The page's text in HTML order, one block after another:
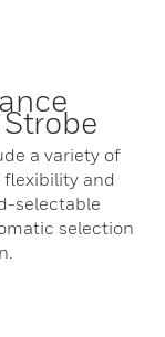
a variety of
and
selectable
selection